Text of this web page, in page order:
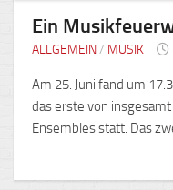
Ein
ALLGEMEIN/ MUSIK
Am 25. Juni fand um
das erste von
Ensembles statt. Das